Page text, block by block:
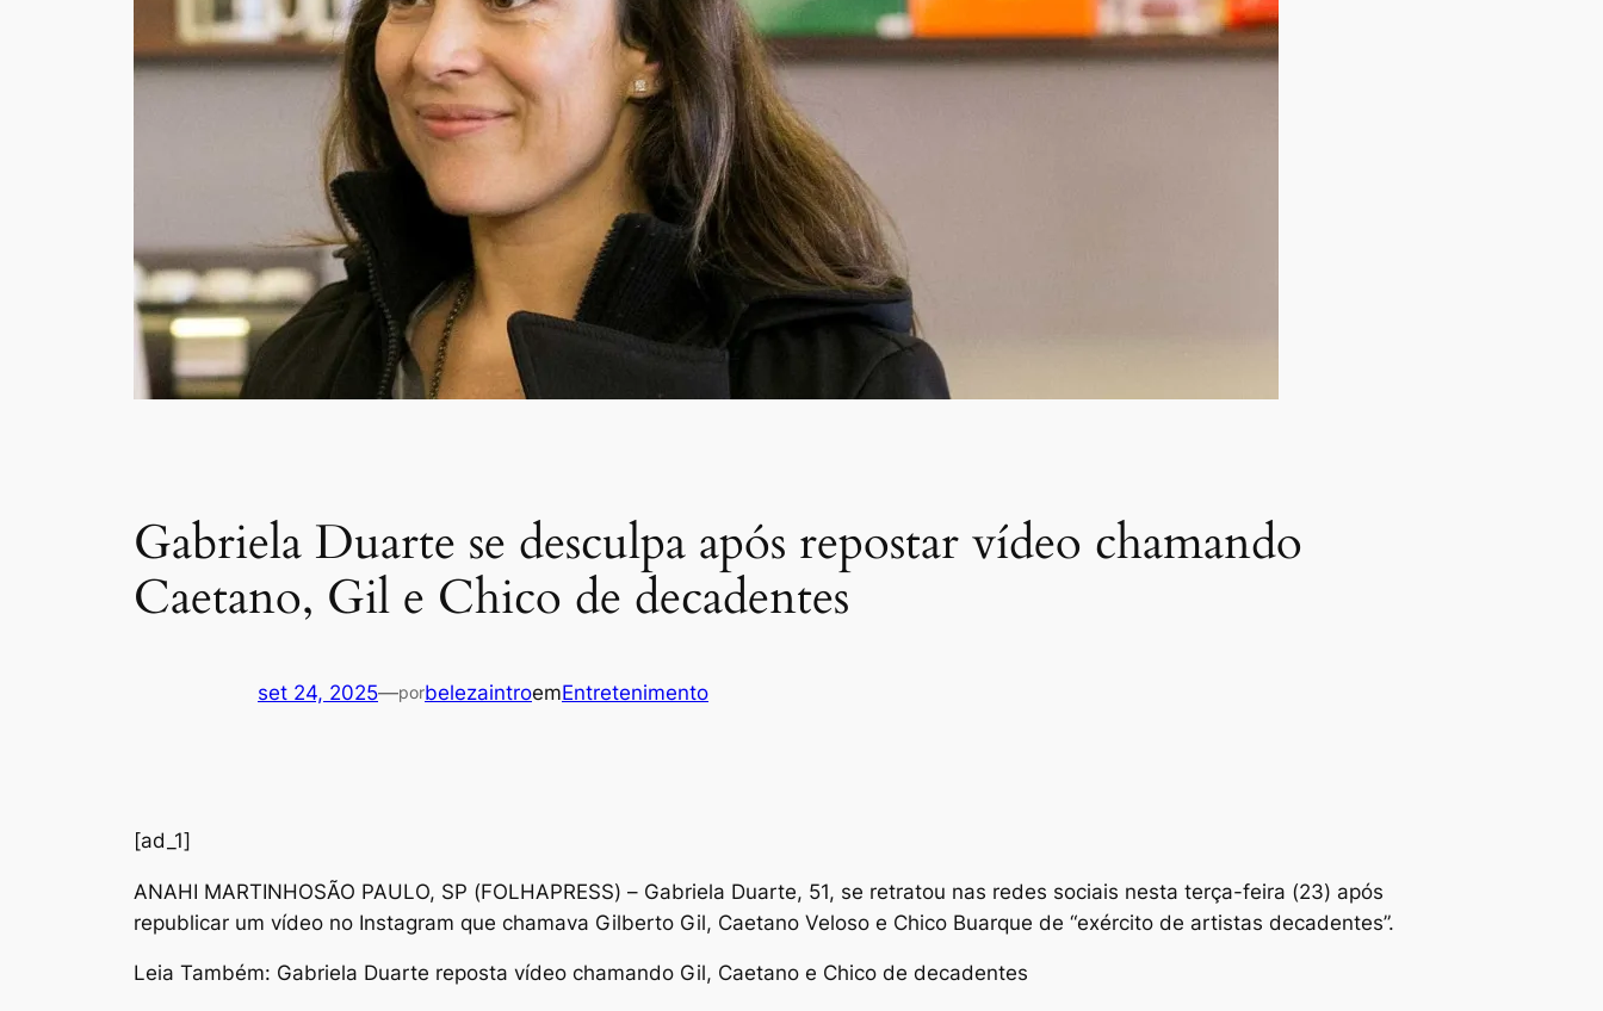
Gabriela Duarte se desculpa após repostar vídeo chamando
Caetano, Gil e Chico de decadentes
set 24, 2025—porbelezaintroemEntretenimento
[ad_1]
ANAHI MARTINHOSÃO PAULO, SP (FOLHAPRESS) – Gabriela Duarte, 51, se retratou nas redes sociais nesta terça-feira (23) após
republicar um vídeo no Instagram que chamava Gilberto Gil, Caetano Veloso e Chico Buarque de “exército de artistas decadentes”.
Leia Também: Gabriela Duarte reposta vídeo chamando Gil, Caetano e Chico de decadentes